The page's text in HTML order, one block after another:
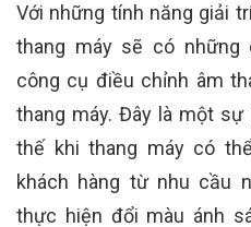
Với những tính năng giải
thang máy sẽ có những
công cụ điều chỉnh âm
thang máy. Đây là một
thế khi thang máy có
khách hàng từ nhu cầu
thực hiện đổi màu ánh